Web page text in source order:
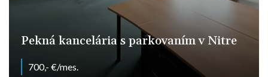
Pekná kancelária s parkovaním v Nitre
700,- €/mes.